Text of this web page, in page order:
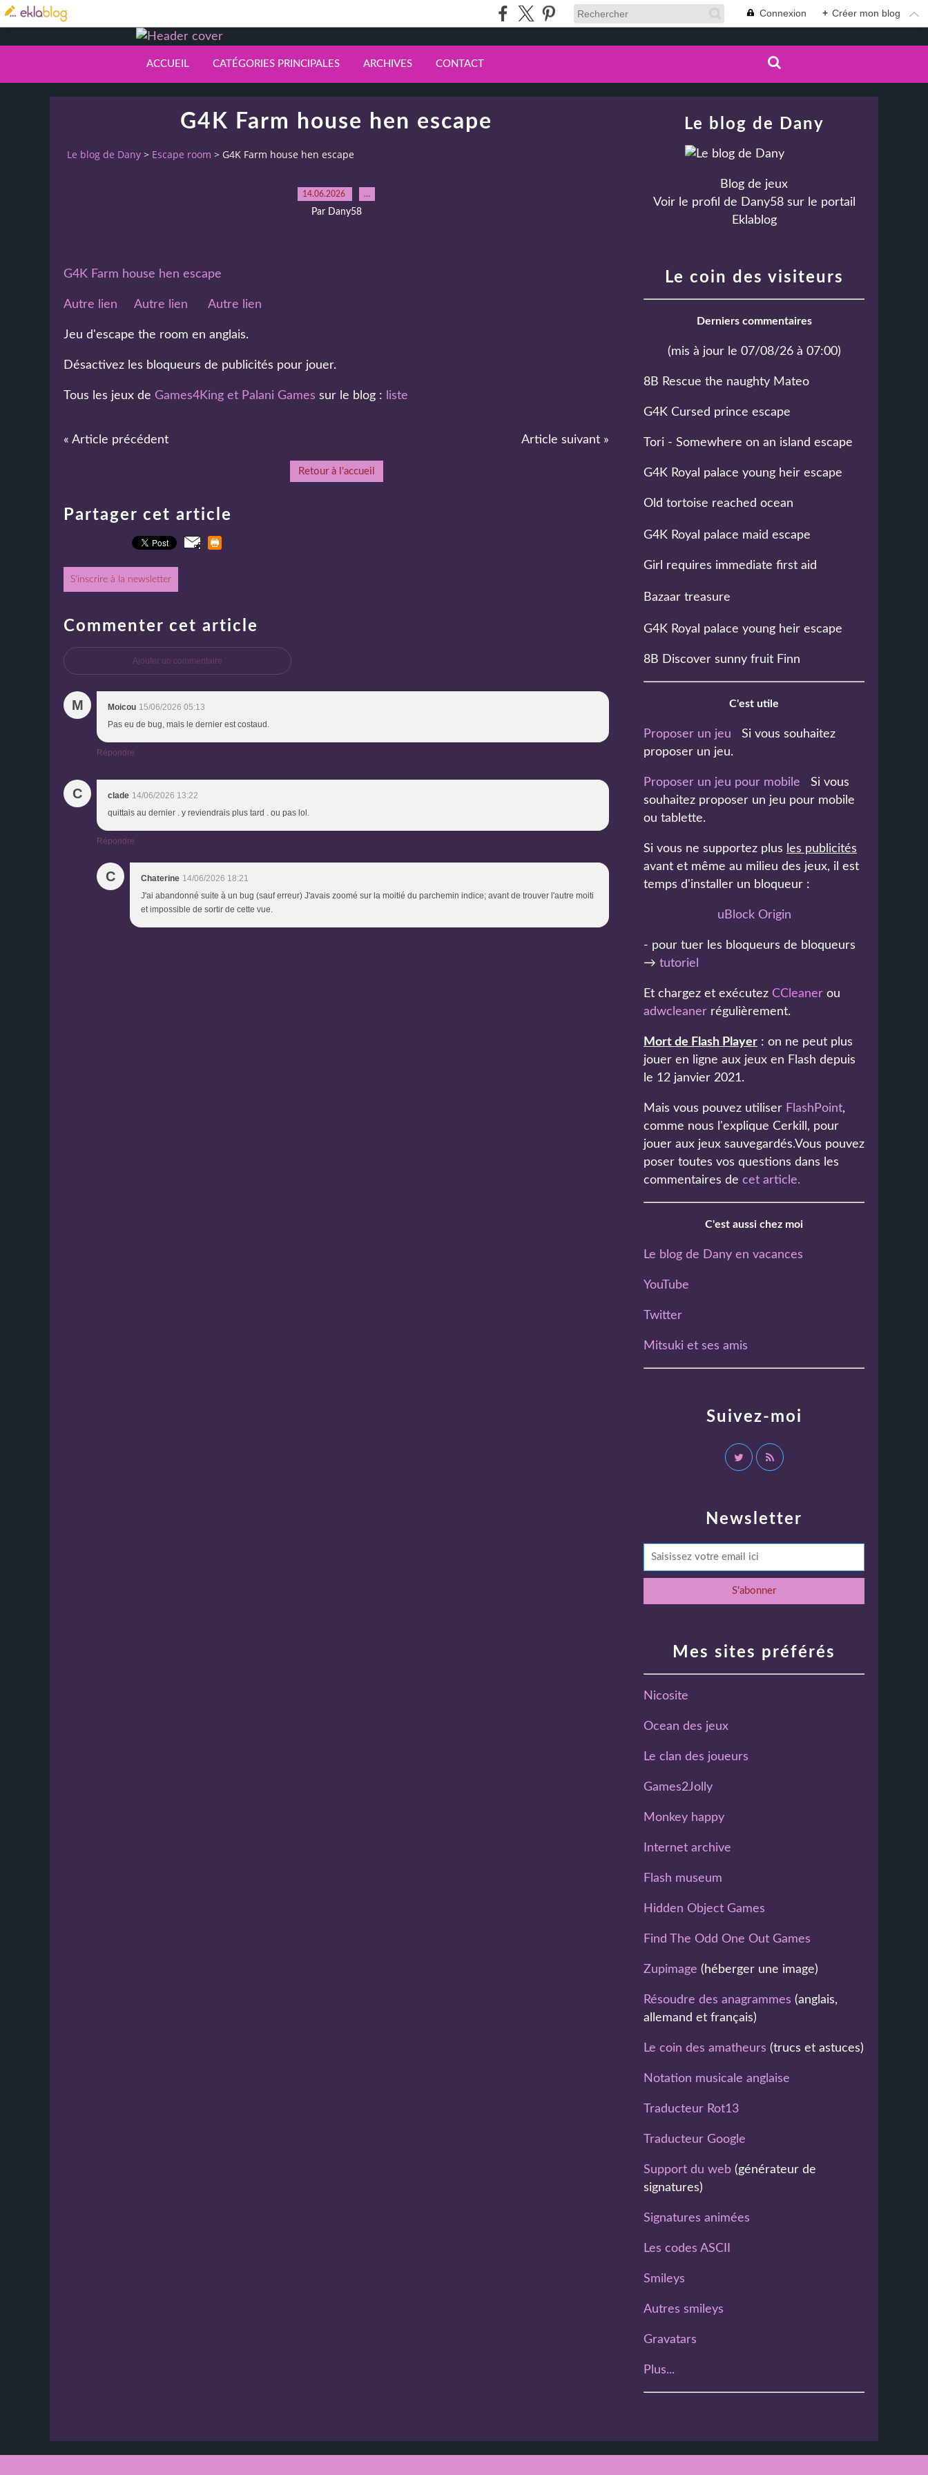
Connexion + Créer mon blog
ACCUEIL CATÉGORIES PRINCIPALES ARCHIVES CONTACT
G4K Farm house hen escape
Le blog de Dany > Escape room > G4K Farm house hen escape
14.06.2026 …
Par Dany58
G4K Farm house hen escape
Autre lien Autre lien Autre lien
Jeu d'escape the room en anglais.
Désactivez les bloqueurs de publicités pour jouer.
Tous les jeux de Games4King et Palani Games sur le blog : liste
« Article précédent Article suivant »
Retour à l'accueil
Partager cet article
S'inscrire à la newsletter
Commenter cet article
Ajouter un commentaire
M Moicou 15/06/2026 05:13
Pas eu de bug, mais le dernier est costaud.
Répondre
C clade 14/06/2026 13:22
quittais au dernier . y reviendrais plus tard . ou pas lol.
Répondre
C Chaterine 14/06/2026 18:21
J'ai abandonné suite à un bug (sauf erreur) J'avais zoomé sur la moitié du parchemin indice; avant de trouver l'autre moiti
et impossible de sortir de cette vue.
Newsletter
Le blog de Dany
Blog de jeux
Voir le profil de Dany58sur le portail
Eklablog
Suivez-moi
Mes sites préférés
Nicosite
Ocean des jeux
Le clan des joueurs
Games2Jolly
Monkey happy
Internet archive
Flash museum
Hidden Object Games
Find The Odd One Out Games
Zupimage (héberger une image)
Résoudre des anagrammes (anglais,
allemand et français)
Le coin des amatheurs (trucs et astuces)
Notation musicale anglaise
Traducteur Rot13
Traducteur Google
Support du web (générateur de
signatures)
Signatures animées
Les codes ASCII
Smileys
Autres smileys
Gravatars
Plus...
Le coin des visiteurs
Derniers commentaires
(mis à jour le 07/08/26 à 07:00)
8B Rescue the naughty Mateo
G4K Cursed prince escape
Tori - Somewhere on an island escape
G4K Royal palace young heir escape
Old tortoise reached ocean
G4K Royal palace maid escape
Girl requires immediate first aid
Bazaar treasure
G4K Royal palace young heir escape
8B Discover sunny fruit Finn
C'est utile
Proposer un jeu Si vous souhaitez
proposer un jeu.
Proposer un jeu pour mobile Si vous
souhaitez proposer un jeu pour mobile
ou tablette.
Si vous ne supportez plus les publicités
avant et même au milieu des jeux, il est
temps d'installer un bloqueur :
uBlock Origin
- pour tuer les bloqueurs de bloqueurs
→ tutoriel
Et chargez et exécutez CCleaner ou
adwcleaner régulièrement.
Mort de Flash Player : on ne peut plus
jouer en ligne aux jeux en Flash depuis
le 12 janvier 2021.
Mais vous pouvez utiliser FlashPoint,
comme nous l'explique Cerkill, pour
jouer aux jeux sauvegardés.Vous pouvez
poser toutes vos questions dans les
commentaires de cet article.
C'est aussi chez moi
Le blog de Dany en vacances
YouTube
Twitter
Mitsuki et ses amis